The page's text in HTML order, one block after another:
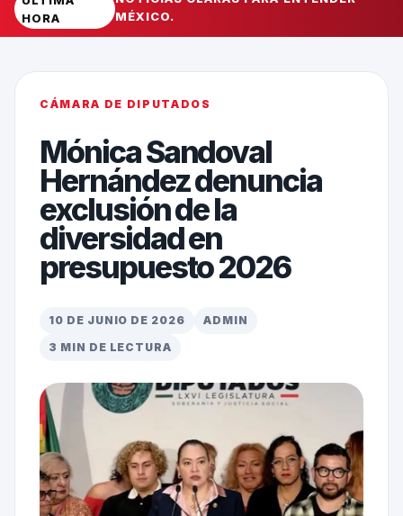
HORA
MÉXICO.
CÁMARA DE DIPUTADOS
Mónica Sandoval
Hernández denuncia
exclusión de la
diversidad en
presupuesto 2026
10 DE JUNIO DE 2026
ADMIN
3 MIN DE LECTURA